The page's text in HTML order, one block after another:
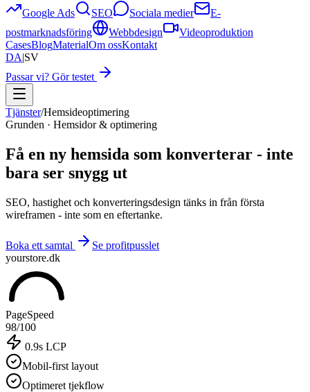
Google Ads
SEO Sociala medier
E-
postmarknadsföring
Webbdesign
Videoproduktion
CasesBlogMaterialOm ossKontakt
DA|SV
Passar vi? Gör testet
Tjänster/Hemsideoptimering
Grunden · Hemsidor & optimering
Få en ny hemsida som konverterar - inte
bara ser snygg ut
SEO, hastighet och konverteringsdesign tänks in från första
wireframen - inte som en eftertanke.
Boka ett samtal
Se profitpusslet
yourstore.dk
PageSpeed
98/100
0.9s LCP
Mobil-first layout
Optimeret tjekflow